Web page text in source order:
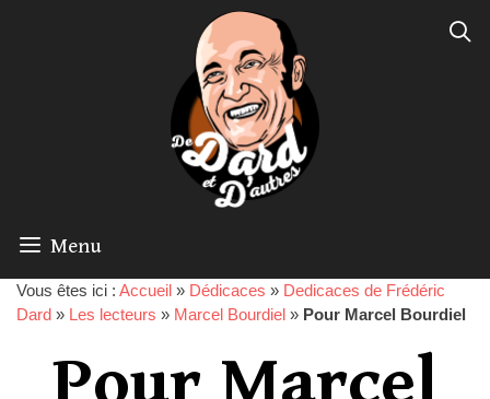
Menu
Vous êtes ici : Accueil » Dédicaces » Dedicaces de Frédéric
Dard » Les lecteurs » Marcel Bourdiel » Pour Marcel Bourdiel